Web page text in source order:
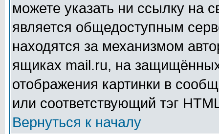
можете указать ни ссылку на
является общедоступным
находятся за механизмом
ящиках mail.ru, на
отображения картинки в
или соответствующий тэг
Вернуться к началу